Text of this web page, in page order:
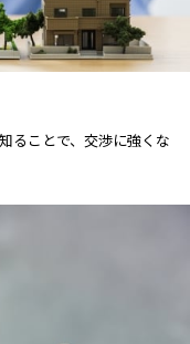
ることで、交渉に強くな